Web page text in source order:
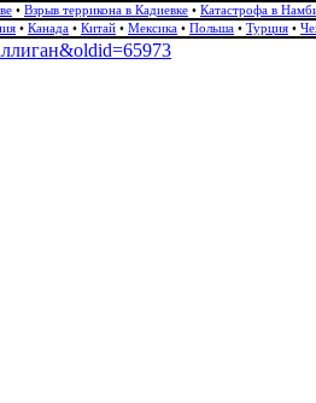
• Взрыв террикона в Кадиевке • Катастрофа в
• Канада • Китай • Мексика • Польша • Турция •